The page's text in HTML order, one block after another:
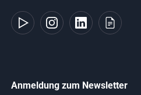
Anmeldung zum Newsletter